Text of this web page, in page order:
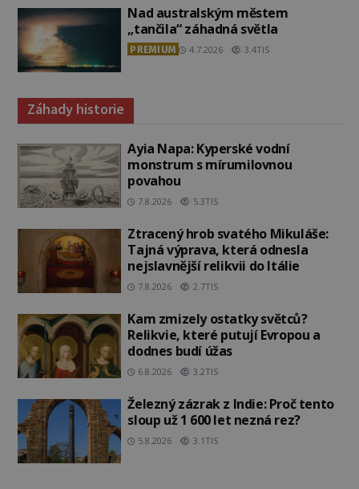
Nad australským městem
„tančila“ záhadná světla
PREMIUM 4.7.2026 3.4TIS
Záhady historie
Ayia Napa: Kyperské vodní
monstrum s mírumilovnou
povahou
7.8.2026 5.3TIS
Ztracený hrob svatého Mikuláše:
Tajná výprava, která odnesla
nejslavnější relikvii do Itálie
7.8.2026 2.7TIS
Kam zmizely ostatky světců?
Relikvie, které putují Evropou a
dodnes budí úžas
6.8.2026 3.2TIS
Železný zázrak z Indie: Proč tento
sloup už 1 600 let nezná rez?
5.8.2026 3.1TIS